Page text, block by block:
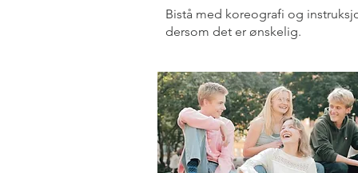
Bistå med koreografi og
dersom det er ønskelig.